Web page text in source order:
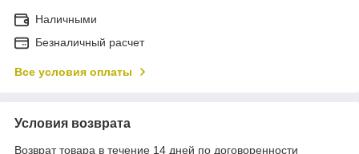
Наличными
Безналичный расчет
Все условия оплаты
Условия возврата
Возврат товара в течение 14 дней по договоренности